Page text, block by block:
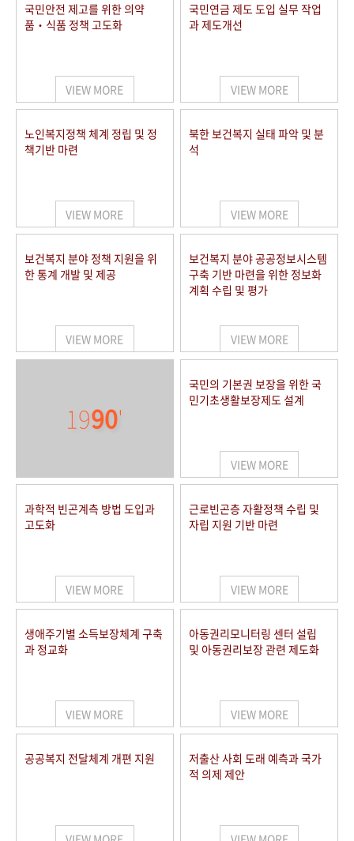
국민안전 제고를 위한 의약
품‧식품 정책 고도화
VIEW MORE
국민연금 제도 도입 실무 작업
과 제도개선
VIEW MORE
노인복지정책 체계 정립 및 정
책기반 마련
VIEW MORE
북한 보건복지 실태 파악 및 분
석
VIEW MORE
보건복지 분야 정책 지원을 위
한 통계 개발 및 제공
VIEW MORE
보건복지 분야 공공정보시스템
구축 기반 마련을 위한 정보화
계획 수립 및 평가
VIEW MORE
1990'
국민의 기본권 보장을 위한 국
민기초생활보장제도 설계
VIEW MORE
과학적 빈곤계측 방법 도입과
고도화
VIEW MORE
근로빈곤층 자활정책 수립 및
자립 지원 기반 마련
VIEW MORE
생애주기별 소득보장체계 구축
과 정교화
VIEW MORE
아동권리모니터링 센터 설립
및 아동권리보장 관련 제도화
VIEW MORE
공공복지 전달체계 개편 지원
저출산 사회 도래 예측과 국가
적 의제 제안